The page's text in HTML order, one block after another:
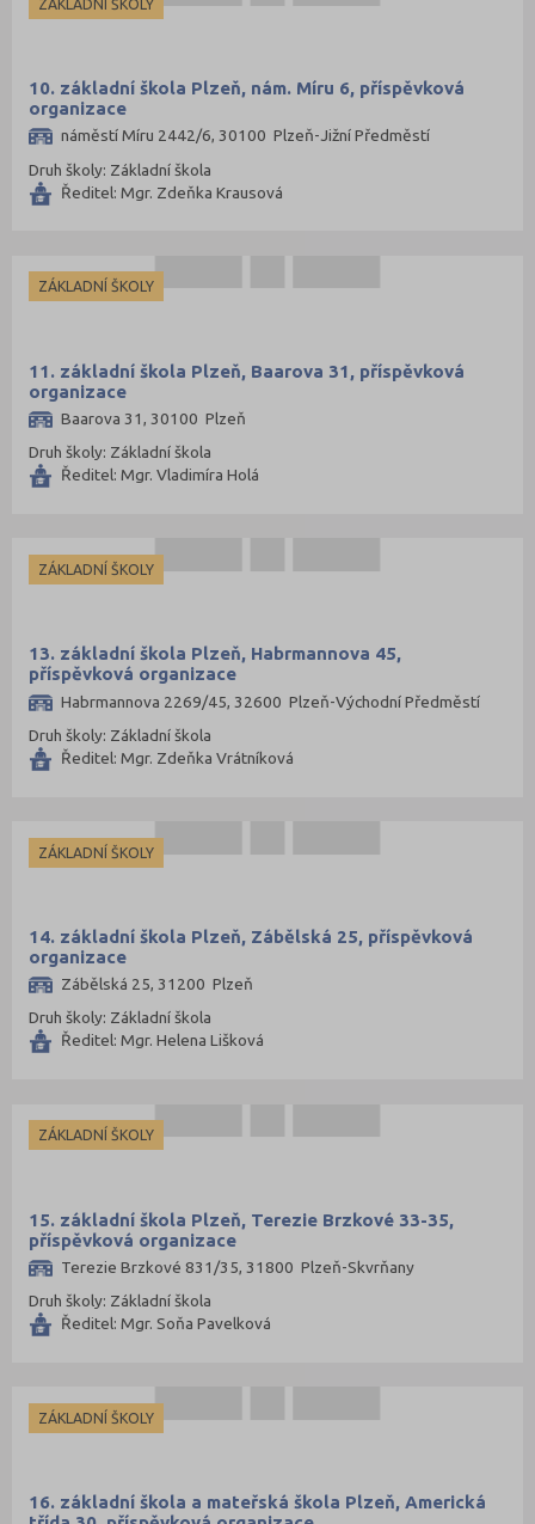
ZÁKLADNÍ ŠKOLY
10. základní škola Plzeň, nám. Míru 6, příspěvková
organizace
náměstí Míru 2442/6, 30100 Plzeň-Jižní Předměstí
Druh školy: Základní škola
Ředitel: Mgr. Zdeňka Krausová
ZÁKLADNÍ ŠKOLY
11. základní škola Plzeň, Baarova 31, příspěvková
organizace
Baarova 31, 30100 Plzeň
Druh školy: Základní škola
Ředitel: Mgr. Vladimíra Holá
ZÁKLADNÍ ŠKOLY
13. základní škola Plzeň, Habrmannova 45,
příspěvková organizace
Habrmannova 2269/45, 32600 Plzeň-Východní Předměstí
Druh školy: Základní škola
Ředitel: Mgr. Zdeňka Vrátníková
ZÁKLADNÍ ŠKOLY
14. základní škola Plzeň, Zábělská 25, příspěvková
organizace
Zábělská 25, 31200 Plzeň
Druh školy: Základní škola
Ředitel: Mgr. Helena Lišková
ZÁKLADNÍ ŠKOLY
15. základní škola Plzeň, Terezie Brzkové 33-35,
příspěvková organizace
Terezie Brzkové 831/35, 31800 Plzeň-Skvrňany
Druh školy: Základní škola
Ředitel: Mgr. Soňa Pavelková
ZÁKLADNÍ ŠKOLY
16. základní škola a mateřská škola Plzeň, Americká